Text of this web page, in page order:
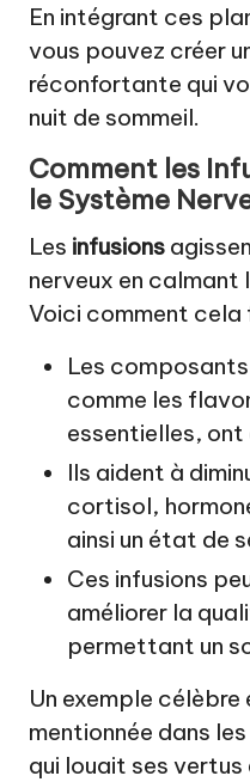
En intégrant ces
vous pouvez créer
réconfortante qui
nuit de sommeil.
Comment les
le Système
Les infusions
nerveux en calmant
Voici comment cela
Les
comme les
essentielles,
Ils aident à
cortisol,
ainsi un état de
Ces infusions
améliorer la
permettant un
Un exemple célèbre
mentionnée dans
qui louait ses